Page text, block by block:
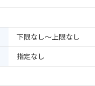
下限なし～上限なし
指定なし